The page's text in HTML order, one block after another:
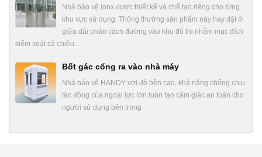
Nhà bảo vệ inox được thiết kế và chế tạo riêng cho từng
khu vực sử dụng. Thông thường sản phẩm này hay đặt ở
giữa dải phân cách đường vào khu đô thị nhằm mục đích
kiểm soát cả chiều…
Bốt gác cổng ra vào nhà máy
Nhà bảo vệ HANDY với độ bền cao, khả năng chống chịu
tác động của ngoại lực lớn luôn tạo cảm giác an toàn cho
người sử dụng bên trong